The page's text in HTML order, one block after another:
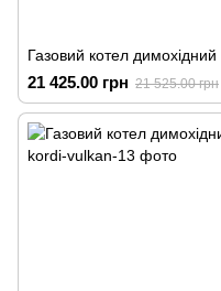
Газовий котел
21 425.00 грн 21 525.00 грн